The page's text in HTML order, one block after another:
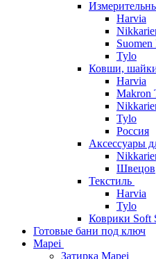
Harvia
Tylo
Ковши,
Harvia
Makron
Tylo
Россия
Аксессуары
Швецов
Текстиль
Harvia
Tylo
Коврики Soft
Готовые бани под ключ
Mapei
Затирка Mapei